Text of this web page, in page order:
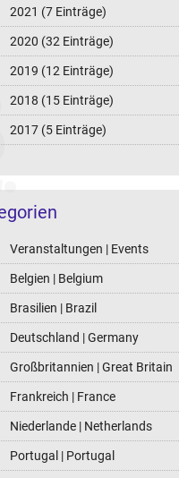
2021 (7 Einträge)
2020 (32 Einträge)
2019 (12 Einträge)
2018 (15 Einträge)
2017 (5 Einträge)
Veranstaltungen | Events
Belgien | Belgium
Brasilien | Brazil
Deutschland | Germany
Großbritannien | Great Britain
Frankreich | France
Niederlande | Netherlands
Portugal | Portugal